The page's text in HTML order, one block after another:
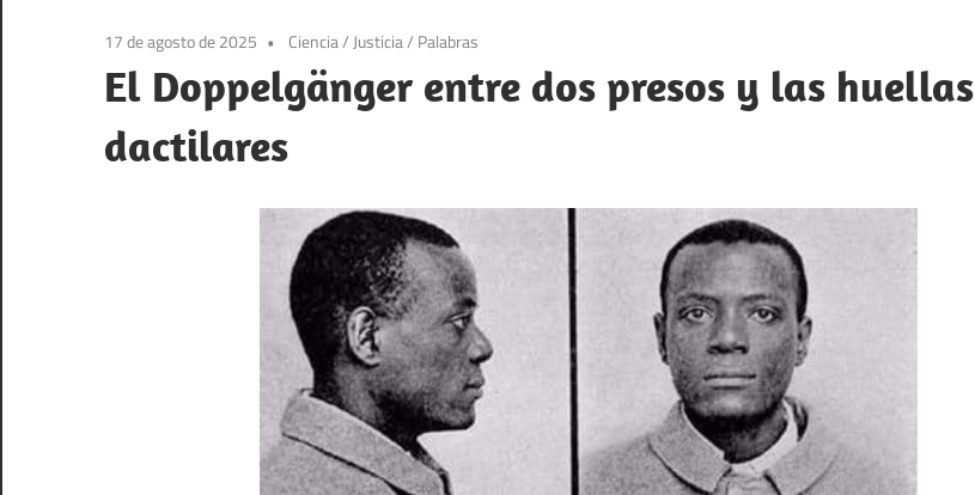
17 de agosto de 2025 Ciencia/Justicia/ Palabras
El Doppelgänger entre dos presos y las huellas
dactilares